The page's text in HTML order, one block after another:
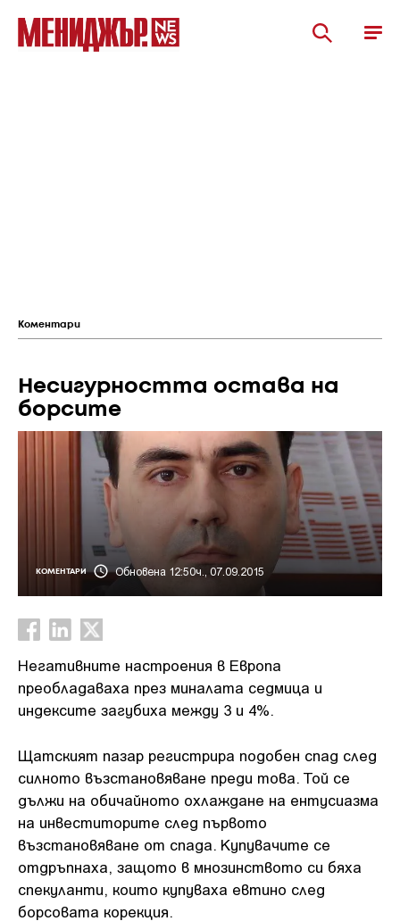
Коментари
Несигурността остава на
борсите
КОМЕНТАРИ Обновена 12:50ч., 07.09.2015
Негативните настроения в Европа
преобладаваха през миналата седмица и
индексите загубиха между 3 и 4%.
Щатският пазар регистрира подобен спад след
силното възстановяване преди това. Той се
дължи на обичайното охлаждане на ентусиазма
на инвеститорите след първото
възстановяване от спада. Купувачите се
отдръпнаха, защото в мнозинството си бяха
спекуланти, които купуваха евтино след
борсовата корекция.